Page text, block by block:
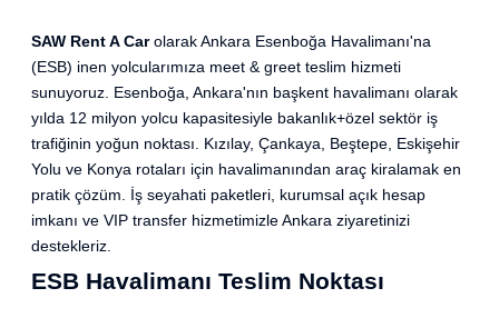
SAW Rent A Carolarak Ankara Esenboğa Havalimanı'na
(ESB) inen yolcularımıza meet & greet teslim hizmeti
sunuyoruz. Esenboğa, Ankara'nın başkent havalimanı olarak
yılda 12 milyon yolcu kapasitesiyle bakanlık+özel sektör iş
trafiğinin yoğun noktası. Kızılay, Çankaya, Beştepe, Eskişehir
Yolu ve Konya rotaları için havalimanından araç kiralamak en
pratik çözüm. İş seyahati paketleri, kurumsal açık hesap
imkanı ve VIP transfer hizmetimizle Ankara ziyaretinizi
destekleriz.
ESB Havalimanı Teslim Noktası